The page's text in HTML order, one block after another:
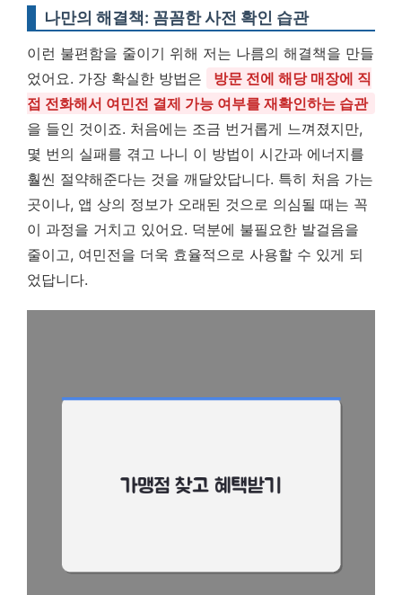
나만의 해결책: 꼼꼼한 사전 확인 습관
이런 불편함을 줄이기 위해 저는 나름의 해결책을 만들
었어요. 가장 확실한 방법은
방문 전에 해당 매장에 직
접 전화해서 여민전 결제 가능 여부를 재확인하는 습관
을 들인 것이죠. 처음에는 조금 번거롭게 느껴졌지만,
몇 번의 실패를 겪고 나니 이 방법이 시간과 에너지를
훨씬 절약해준다는 것을 깨달았답니다. 특히 처음 가는
곳이나, 앱 상의 정보가 오래된 것으로 의심될 때는 꼭
이 과정을 거치고 있어요. 덕분에 불필요한 발걸음을
줄이고, 여민전을 더욱 효율적으로 사용할 수 있게 되
었답니다.